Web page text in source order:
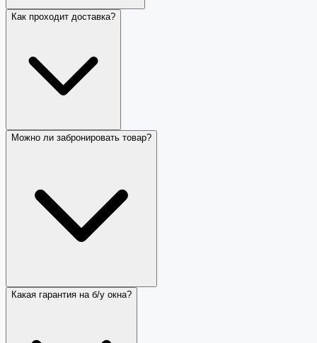
Как проходит доставка?
Можно ли забронировать товар?
Какая гарантия на б/у окна?